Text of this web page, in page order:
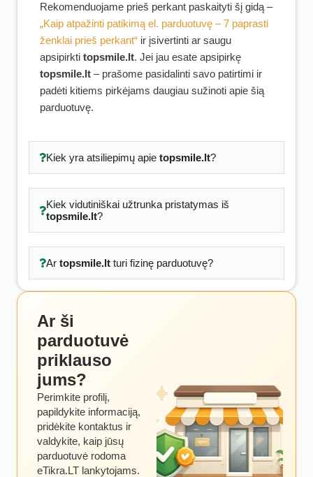
Rekomenduojame prieš perkant paskaityti šį gidą –
„Kaip atpažinti patikimą el. parduotuvę – 7 paprasti
ženklai prieš perkant“ ir įsivertinti ar saugu
apsipirkti topsmile.lt. Jei jau esate apsipirkę
topsmile.lt – prašome pasidalinti savo patirtimi ir
padėti kitiems pirkėjams daugiau sužinoti apie šią
parduotuvę.
Kiek yra atsiliepimų apie topsmile.lt?
Kiek vidutiniškai užtrunka pristatymas iš
topsmile.lt?
Ar topsmile.ltturi fizinę parduotuvę?
Ar ši
parduotuvė
priklauso
jums?
Perimkite profilį,
papildykite informaciją,
pridėkite kontaktus ir
valdykite, kaip jūsų
parduotuvė rodoma
eTikra.LT lankytojams.